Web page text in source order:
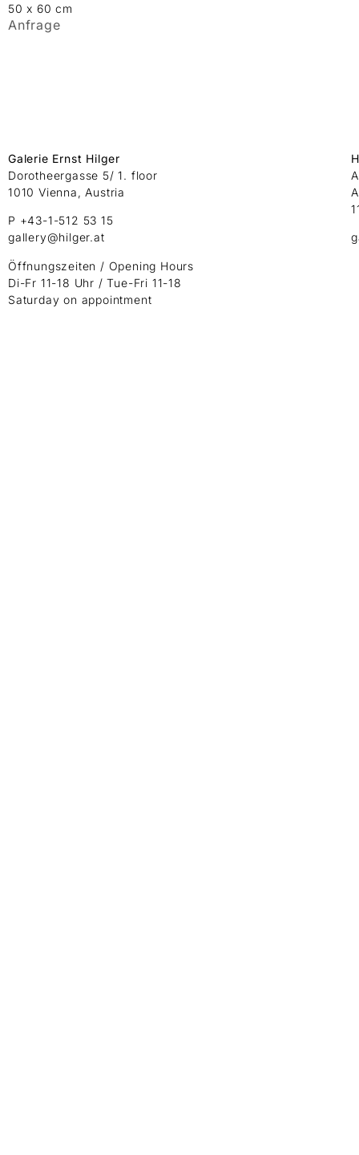
50 x 60 cm
Anfrage
Galerie Ernst Hilger
Dorotheergasse 5/ 1. floor
1010 Vienna, Austria
P +43-1-512 53 15
gallery@hilger.at
Öffnungszeiten / Opening Hours
Di-Fr 11-18 Uhr / Tue-Fri 11-18
Saturday on appointment